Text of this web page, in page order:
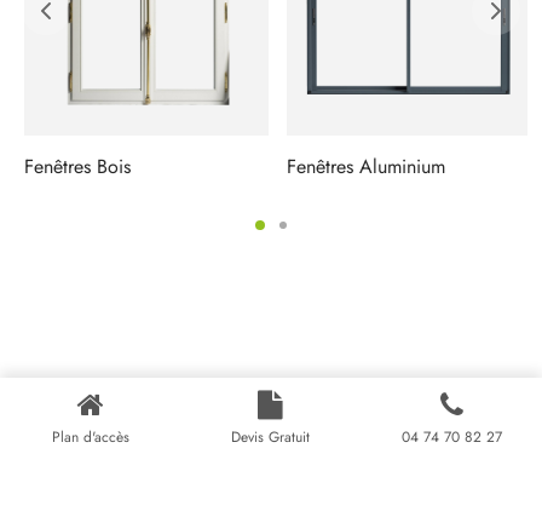
Fenêtres Bois Fenêtres Aluminium
Plan d'accès Devis Gratuit 04 74 70 82 27